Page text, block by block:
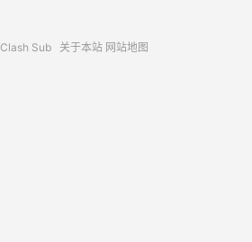
Clash Sub 关于本站 网站地图